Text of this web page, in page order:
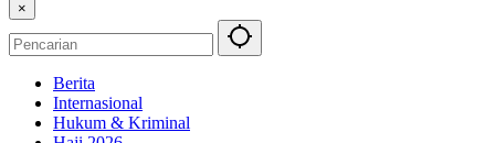
×
Berita
Internasional
Hukum & Kriminal